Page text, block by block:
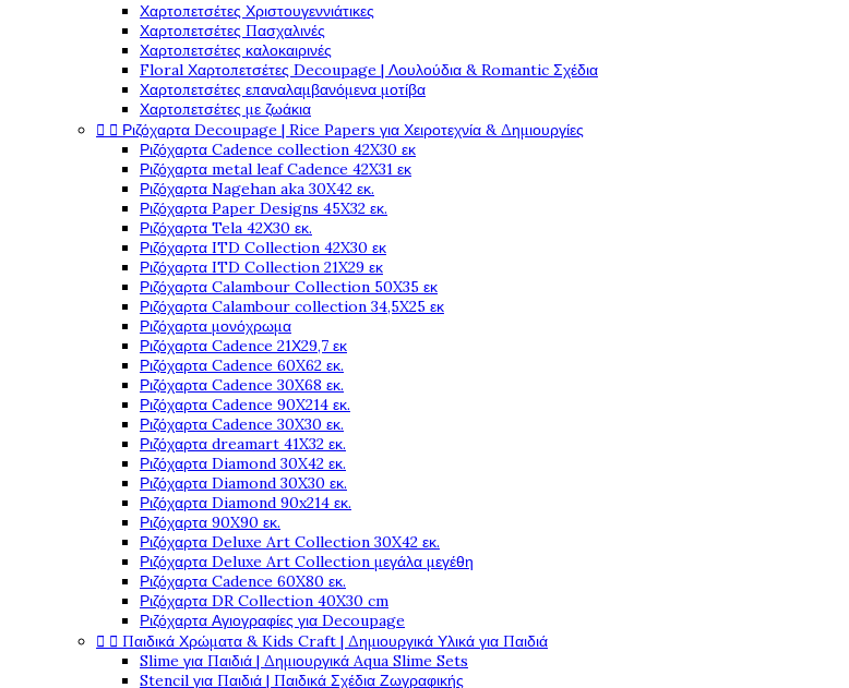
Χαρτοπετσέτες Χριστουγεννιάτικες
Χαρτοπετσέτες Πασχαλινές
Χαρτοπετσέτες καλοκαιρινές
Floral Χαρτοπετσέτες Decoupage | Λουλούδια & Romantic Σχέδια
Χαρτοπετσέτες επαναλαμβανόμενα μοτίβα
Χαρτοπετσέτες με ζωάκια
  Ριζόχαρτα Decoupage | Rice Papers για Χειροτεχνία & Δημιουργίες
Ριζόχαρτα Cadence collection 42X30 εκ
Ριζόχαρτα metal leaf Cadence 42X31 εκ
Ριζόχαρτα Nagehan aka 30X42 εκ.
Ριζόχαρτα Paper Designs 45X32 εκ.
Ριζόχαρτα Tela 42Χ30 εκ.
Ριζόχαρτα ITD Collection 42X30 εκ
Ριζόχαρτα ITD Collection 21X29 εκ
Ριζόχαρτα Calambour Collection 50X35 εκ
Ριζόχαρτα Calambour collection 34,5X25 εκ
Ριζόχαρτα μονόχρωμα
Ριζόχαρτα Cadence 21Χ29,7 εκ
Ριζόχαρτα Cadence 60X62 εκ.
Ριζόχαρτα Cadence 30X68 εκ.
Ριζόχαρτα Cadence 90X214 εκ.
Ριζόχαρτα Cadence 30X30 εκ.
Ριζόχαρτα dreamart 41X32 εκ.
Ριζόχαρτα Diamond 30X42 εκ.
Ριζόχαρτα Diamond 30X30 εκ.
Ριζόχαρτα Diamond 90x214 εκ.
Ριζόχαρτα 90X90 εκ.
Ριζόχαρτα Deluxe Art Collection 30X42 εκ.
Ριζόχαρτα Deluxe Art Collection μεγάλα μεγέθη
Ριζόχαρτα Cadence 60X80 εκ.
Ριζόχαρτα DR Collection 40X30 cm
Ριζόχαρτα Αγιογραφίες για Decoupage
  Παιδικά Χρώματα & Kids Craft | Δημιουργικά Υλικά για Παιδιά
Slime για Παιδιά | Δημιουργικά Aqua Slime Sets
Stencil για Παιδιά | Παιδικά Σχέδια Ζωγραφικής